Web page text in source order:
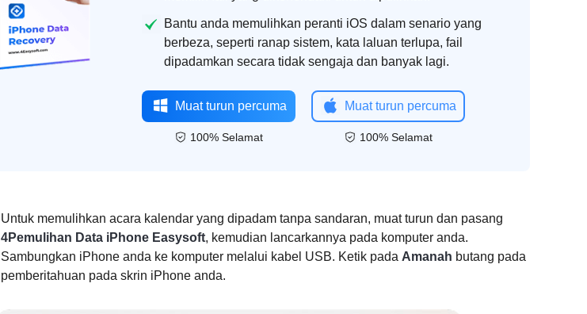
Bantu anda memulihkan peranti iOS dalam senario yang
berbeza, seperti ranap sistem, kata laluan terlupa, fail
dipadamkan secara tidak sengaja dan banyak lagi.
Muat turun percuma
100% Selamat
Muat turun percuma
100% Selamat
Untuk memulihkan acara kalendar yang dipadam tanpa sandaran, muat turun dan pasang
4Pemulihan Data iPhone Easysoft, kemudian lancarkannya pada komputer anda.
Sambungkan iPhone anda ke komputer melalui kabel USB. Ketik pada Amanah butang pada
pemberitahuan pada skrin iPhone anda.